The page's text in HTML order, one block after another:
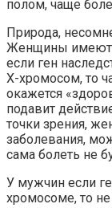
полом, чаще
Природа,
Женщины имеют
если ген
X-хромосом, то
окажется
подавит
точки зрения,
заболевания,
сама болеть не
У мужчин если
хромосоме, то